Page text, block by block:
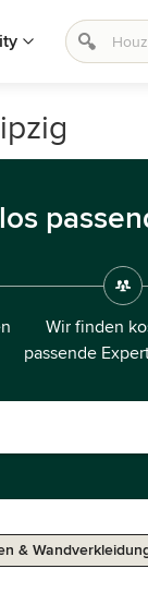
Wir finden
passende
&